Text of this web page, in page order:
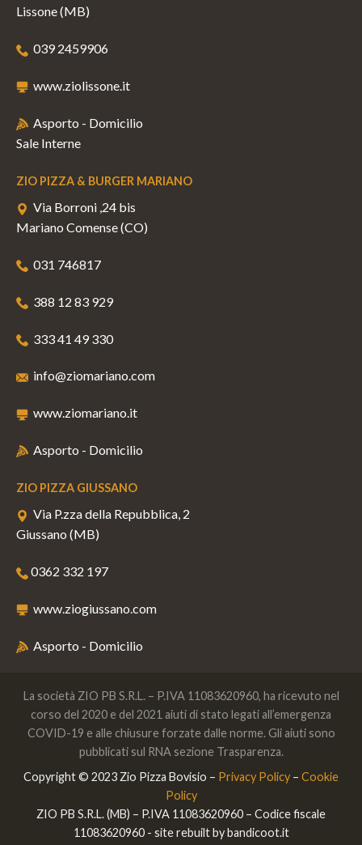
Lissone (MB)
039 2459906
www.ziolissone.it
Asporto - Domicilio
Sale Interne
ZIO PIZZA & BURGER MARIANO
Via Borroni ,24 bis
Mariano Comense (CO)
031 746817
388 12 83 929
333 41 49 330
info@ziomariano.com
www.ziomariano.it
Asporto - Domicilio
ZIO PIZZA GIUSSANO
Via P.zza della Repubblica, 2
Giussano (MB)
0362 332 197
www.ziogiussano.com
Asporto - Domicilio
La società ZIO PB S.R.L. – P.IVA 11083620960, ha ricevuto nel
corso del 2020 e del 2021 aiuti di stato legati all’emergenza
COVID-19 e alle chiusure forzate dalle norme. Gli aiuti sono
pubblicati sul RNA sezione Trasparenza.
Copyright © 2023 Zio Pizza Bovisio – Privacy Policy – Cookie
Policy
ZIO PB S.R.L. (MB) – P.IVA 11083620960 – Codice fiscale
11083620960 - site rebuilt bybandicoot.it